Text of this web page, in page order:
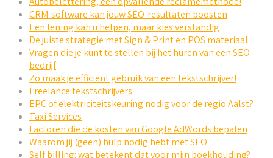
CRM-software kan jouw SEO-resultaten boosten
Een lening kan u helpen, maar kies verstandig
De juiste strategie met Sign & Print en POS materiaal
Vragen die je kunt te stellen bij het huren van een SEO-
bedrijf
Zo maak je efficiënt gebruik van een tekstschrijver!
Freelance tekstschrijvers
EPC of elektriciteitskeuring nodig voor de regio Aalst?
Taxi Services
Factoren die de kosten van Google AdWords bepalen
Waarom jij (geen) hulp nodig hebt met SEO
Self billing: wat betekent dat voor mijn boekhouding?